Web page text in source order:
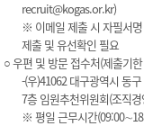
recruit@kogas.or.kr)
※ 이메일 제출 시 자필서
제출 및 유선확인 필요
○ 우편 및 방문 접수처(제출기
-(우)41062 대구광역시 동
7층 임원추천위원회(조직
※ 평일 근무시간